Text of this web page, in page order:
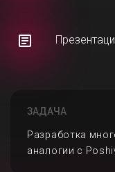
ЗАДАЧА
Разработка
аналогии с